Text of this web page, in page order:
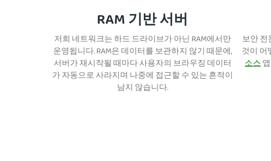
RAM 기반 서버
저희 네트워크는 하드 드라이브가 아닌 RAM에서만
운영됩니다. RAM은 데이터를 보관하지 않기 때문에,
서버가 재시작될 때마다 사용자의 브라우징 데이터
가 자동으로 사라지며 나중에 접근할 수 있는 흔적이
남지 않습니다.
보안
것이 어
소스